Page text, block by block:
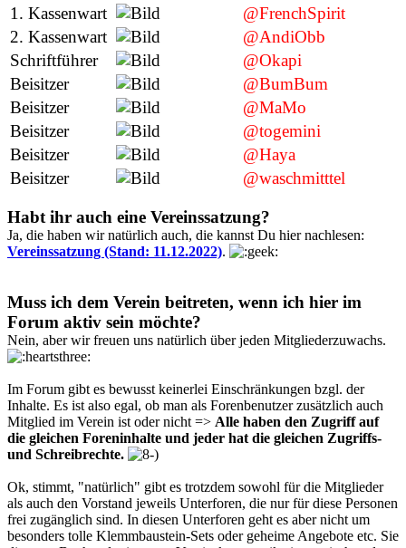
1. Kassenwart
@FrenchSpirit
2. Kassenwart
@AndiObb
Schriftführer
@Okapi
Beisitzer
@BumBum
Beisitzer
@MaMo
Beisitzer
@togemini
Beisitzer
@Haya
Beisitzer
@waschmitttel
Habt ihr auch eine Vereinssatzung?
Ja, die haben wir natürlich auch, die kannst Du hier nachlesen:
Vereinssatzung (Stand: 11.12.2022).
Muss ich dem Verein beitreten, wenn ich hier im
Forum aktiv sein möchte?
Nein, aber wir freuen uns natürlich über jeden Mitgliederzuwachs.
Im Forum gibt es bewusst keinerlei Einschränkungen bzgl. der
Inhalte. Es ist also egal, ob man als Forenbenutzer zusätzlich auch
Mitglied im Verein ist oder nicht => Alle haben den Zugriff auf
die gleichen Foreninhalte und jeder hat die gleichen Zugriffs-
und Schreibrechte.
Ok, stimmt, "natürlich" gibt es trotzdem sowohl für die Mitglieder
als auch den Vorstand jeweils Unterforen, die nur für diese Personen
frei zugänglich sind. In diesen Unterforen geht es aber nicht um
besonders tolle Klemmbaustein-Sets oder geheime Angebote etc. Sie